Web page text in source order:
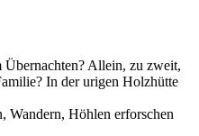
Übernachten? Allein, zu zweit,
In der urigen Holzhütte
Wandern, Höhlen erforschen